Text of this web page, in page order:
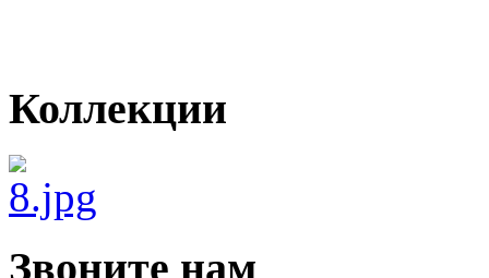
Коллекции
Звоните нам